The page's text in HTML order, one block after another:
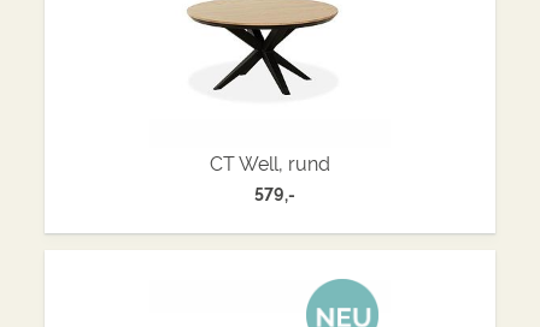
CT Well, rund
579,-